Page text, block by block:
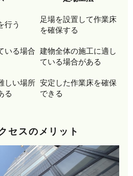
行う
足場を設置して作業床
を確保する
いる場合 建物全体の施工に適し
ている場合がある
しい場所
る
安定した作業床を確保
できる
クセスのメリット